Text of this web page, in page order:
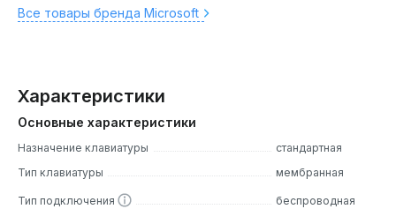
Все товары бренда Microsoft
Характеристики
Основные характеристики
Назначение клавиатуры
стандартная
Тип клавиатуры
мембранная
Тип подключения
беспроводная